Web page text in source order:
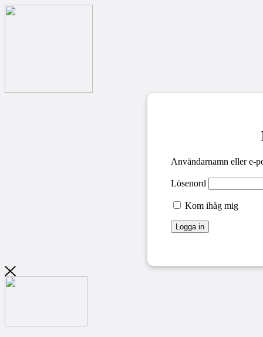
Användarnamn eller e-
Lösenord
Kom ihåg mig